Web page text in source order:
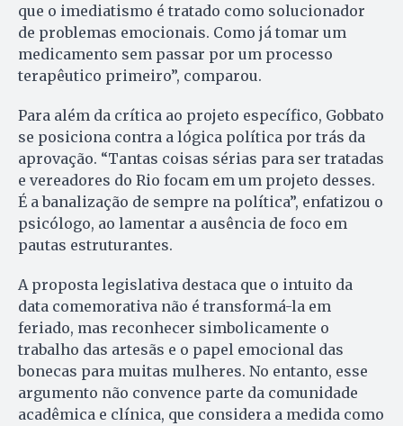
que o imediatismo é tratado como solucionador
de problemas emocionais. Como já tomar um
medicamento sem passar por um processo
terapêutico primeiro”, comparou.
Para além da crítica ao projeto específico, Gobbato
se posiciona contra a lógica política por trás da
aprovação. “Tantas coisas sérias para ser tratadas
e vereadores do Rio focam em um projeto desses.
É a banalização de sempre na política”, enfatizou o
psicólogo, ao lamentar a ausência de foco em
pautas estruturantes.
A proposta legislativa destaca que o intuito da
data comemorativa não é transformá-la em
feriado, mas reconhecer simbolicamente o
trabalho das artesãs e o papel emocional das
bonecas para muitas mulheres. No entanto, esse
argumento não convence parte da comunidade
acadêmica e clínica, que considera a medida como